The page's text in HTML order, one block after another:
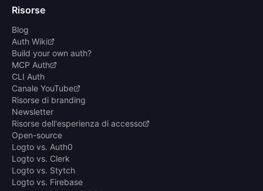
Risorse
Blog
Auth Wiki
Build your own auth?
MCP Auth
CLI Auth
Canale YouTube
Risorse di branding
Newsletter
Risorse dell'esperienza di accesso
Open-source
Logto vs. Auth0
Logto vs. Clerk
Logto vs. Stytch
Logto vs. Firebase